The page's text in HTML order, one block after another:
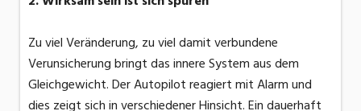
Zu viel Veränderung, zu viel damit verbundene
Verunsicherung bringt das innere System aus dem
Gleichgewicht. Der Autopilot reagiert mit Alarm und
dies zeigt sich in verschiedener Hinsicht. Ein dauerhaft